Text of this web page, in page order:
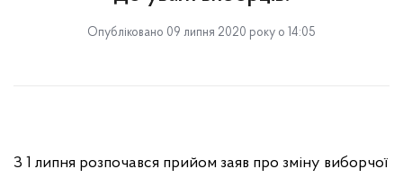
Опубліковано 09 липня 2020 року о 14:05
З 1 липня розпочався прийом заяв про зміну виборчої